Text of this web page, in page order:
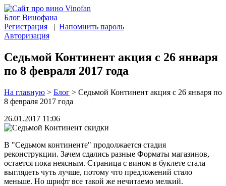
Блог Винофана
Регистрация | Напомнить пароль
Авторизация
Седьмой Континент акция с 26 января
по 8 февраля 2017 года
На главную > Блог > Седьмой Континент акция с 26 января по
8 февраля 2017 года
26.01.2017 11:06
В "Седьмом континенте" продолжается стадия
реконструкции. Зачем сдались разные Форматы магазинов,
остается пока неясным. Страница с вином в буклете стала
выглядеть чуть лучше, потому что предложений стало
меньше. Но шрифт все такой же нечитаемо мелкий.